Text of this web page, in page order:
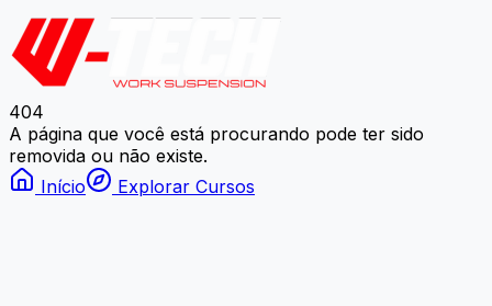
404
A página que você está procurando pode ter sido
removida ou não existe.
Início
Explorar Cursos